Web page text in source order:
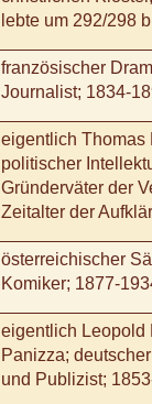
lebte um 292/298
französischer
Journalist; 1834-
eigentlich Thomas
politischer
Gründerväter der
Zeitalter der
österreichischer
Komiker; 1877-
eigentlich Leopold
Panizza;
und Publizist;